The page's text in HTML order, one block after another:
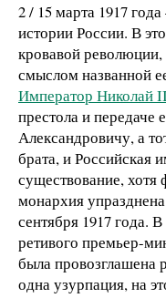
2 / 15 марта 1917
истории России. В
кровавой
смыслом названной
Император Николай
престола и
Александровичу, а
брата, и Российская
существование,
монархия
сентября 1917 года.
ретивого премьер-
была провозглашена
одна узурпация, на